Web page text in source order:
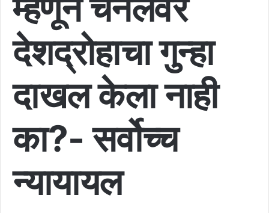
देशद्रोहाचा गुन्हा
दाखल केला नाही
का?- सर्वोच्च
न्यायायल